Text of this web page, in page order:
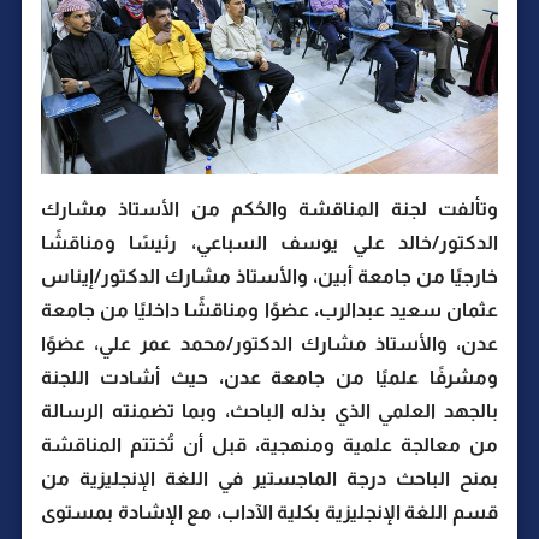
وتألفت لجنة المناقشة والحُكم من الأستاذ مشارك
الدكتور/خالد علي يوسف السباعي، رئيسًا ومناقشًا
خارجيًا من جامعة أبين، والأستاذ مشارك الدكتور/إيناس
عثمان سعيد عبدالرب، عضوًا ومناقشًا داخليًا من جامعة
عدن، والأستاذ مشارك الدكتور/محمد عمر علي، عضوًا
ومشرفًا علميًا من جامعة عدن، حيث أشادت اللجنة
بالجهد العلمي الذي بذله الباحث، وبما تضمنته الرسالة
من معالجة علمية ومنهجية، قبل أن تُختتم المناقشة
بمنح الباحث درجة الماجستير في اللغة الإنجليزية من
قسم اللغة الإنجليزية بكلية الآداب، مع الإشادة بمستوى